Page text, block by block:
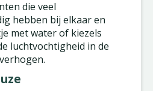
die veel
hebben bij elkaar en
met water of kiezels
luchtvochtigheid in de